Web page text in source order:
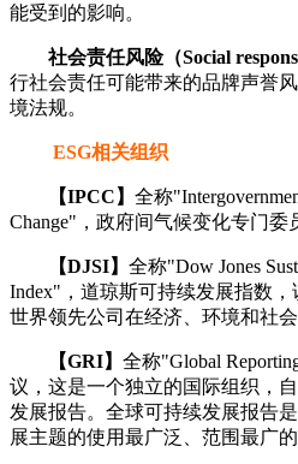
能受到的影响。
社会责任风险（Social
行社会责任可能带来的品牌声誉
境法规。
ESG相关组织
【IPCC】 全称
Change"，政府间气候变化专门委
【DJSI】 全称"Dow Jones
Index"，道琼斯可持续发展指数
世界领先公司在经济、环境和社
【GRI】 全称"Global
议，这是一个独立的国际组织，
发展报告。全球可持续发展报告
展主题的使用最广泛、范围最广的